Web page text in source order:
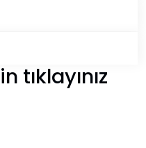
tıklayınız